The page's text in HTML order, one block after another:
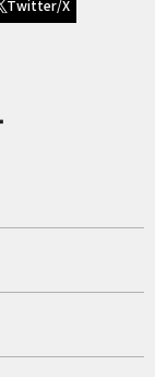
Twitter/X